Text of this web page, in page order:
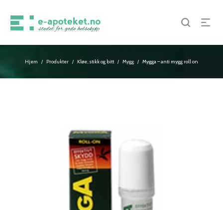
Hjem / Produkter / Kløe, stikk og bitt / Mygg / Mygga – anti mygg roll on